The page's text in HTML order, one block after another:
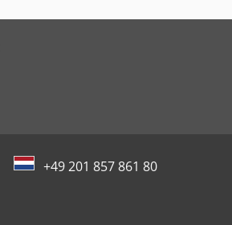
+49 201 857 861 80